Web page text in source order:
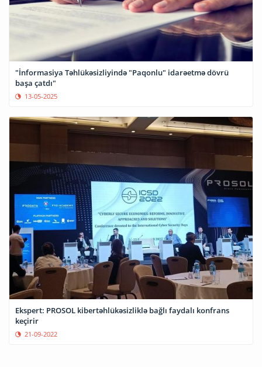
"İnformasiya Təhlükəsizliyində "Paqonlu" idarəetmə dövrü
başa çatdı"
13-05-2025
Ekspert: PROSOL kibertəhlükəsizliklə bağlı faydalı konfrans
keçirir
21-09-2022